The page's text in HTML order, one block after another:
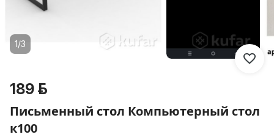
1/3
189 р.
Письменный стол Компьютерный стол
к100